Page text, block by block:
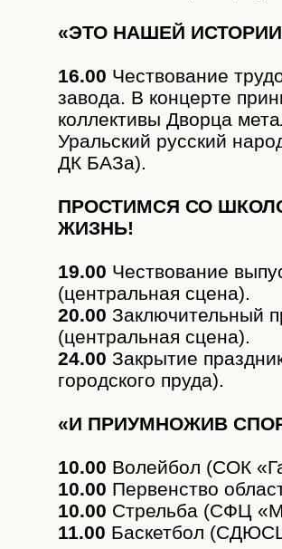
«ЭТО НАШЕЙ
16.00 Чествование
завода. В концерте
коллективы Дворца
Уральский русский
ДК БАЗа).
ПРОСТИМСЯ СО
ЖИЗНЬ!
19.00 Чествование
(центральная сцена).
20.00 Заключительный
(центральная сцена).
24.00 Закрытие
городского пруда).
«И ПРИУМНОЖИВ
10.00 Волейбол (СОК
10.00 Первенство
10.00 Стрельба (СФЦ
11.00 Баскетбол